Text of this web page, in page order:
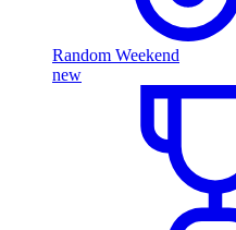
Random Weekend
new